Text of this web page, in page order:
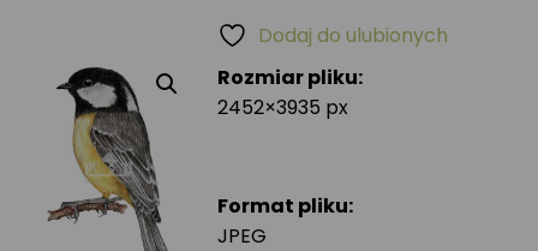
Rozmiar pliku:
2452×3935 px
Format pliku:
JPEG
Dodaj do ulubionych